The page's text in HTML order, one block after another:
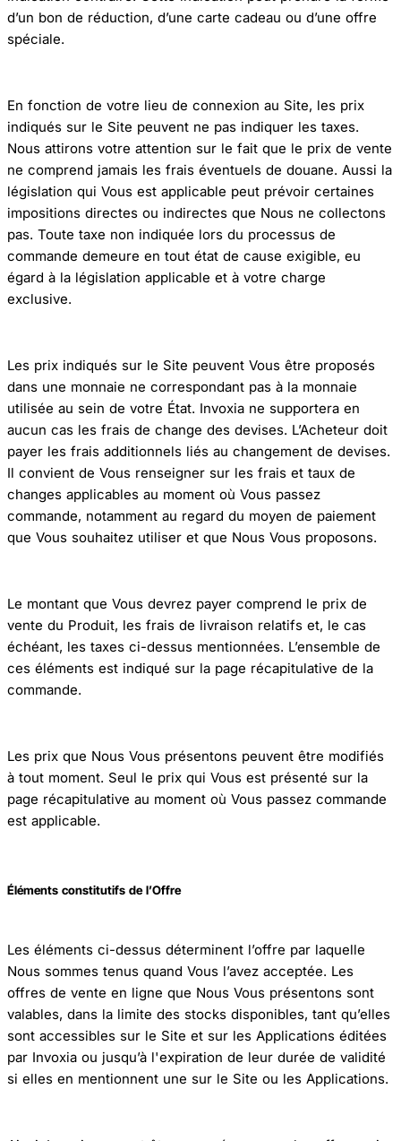
d’un bon de réduction, d’une carte cadeau ou d’une offre
spéciale.
En fonction de votre lieu de connexion au Site, les prix
indiqués sur le Site peuvent ne pas indiquer les taxes.
Nous attirons votre attention sur le fait que le prix de vente
ne comprend jamais les frais éventuels de douane. Aussi la
législation qui Vous est applicable peut prévoir certaines
impositions directes ou indirectes que Nous ne collectons
pas. Toute taxe non indiquée lors du processus de
commande demeure en tout état de cause exigible, eu
égard à la législation applicable et à votre charge
exclusive.
Les prix indiqués sur le Site peuvent Vous être proposés
dans une monnaie ne correspondant pas à la monnaie
utilisée au sein de votre État. Invoxia ne supportera en
aucun cas les frais de change des devises. L’Acheteur doit
payer les frais additionnels liés au changement de devises.
Il convient de Vous renseigner sur les frais et taux de
changes applicables au moment où Vous passez
commande, notamment au regard du moyen de paiement
que Vous souhaitez utiliser et que Nous Vous proposons.
Le montant que Vous devrez payer comprend le prix de
vente du Produit, les frais de livraison relatifs et, le cas
échéant, les taxes ci-dessus mentionnées. L’ensemble de
ces éléments est indiqué sur la page récapitulative de la
commande.
Les prix que Nous Vous présentons peuvent être modifiés
à tout moment. Seul le prix qui Vous est présenté sur la
page récapitulative au moment où Vous passez commande
est applicable.
Éléments constitutifs de l’Offre
Les éléments ci-dessus déterminent l’offre par laquelle
Nous sommes tenus quand Vous l’avez acceptée. Les
offres de vente en ligne que Nous Vous présentons sont
valables, dans la limite des stocks disponibles, tant qu’elles
sont accessibles sur le Site et sur les Applications éditées
par Invoxia ou jusqu’à l'expiration de leur durée de validité
si elles en mentionnent une sur le Site ou les Applications.